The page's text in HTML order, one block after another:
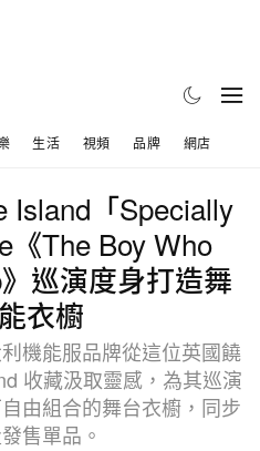
生活 視頻 品牌 網店
Island「Specially
《The Boy Who
巡演度身打造舞
衣櫥
機能服品牌從這位英國饒
收藏汲取靈感，為其巡演
由組合的舞台衣櫥，同步
售單品。